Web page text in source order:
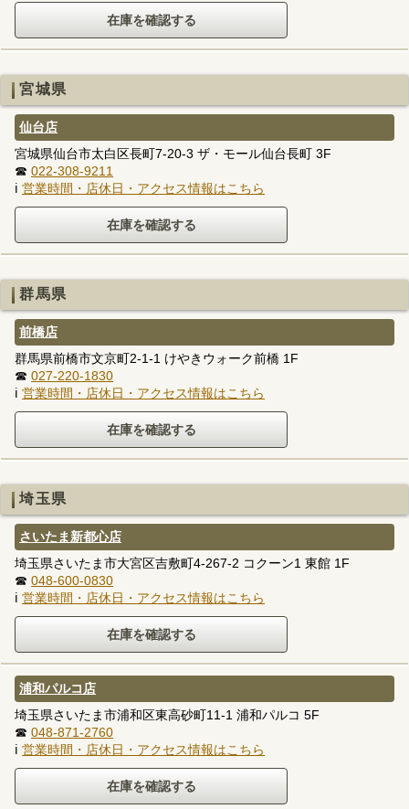
宮城県
仙台店
宮城県仙台市太白区長町7-20-3 ザ・モール仙台長町 3F
☎ 022-308-9211
ℹ 営業時間・店休日・アクセス情報はこちら
群馬県
前橋店
群馬県前橋市文京町2-1-1 けやきウォーク前橋 1F
☎ 027-220-1830
ℹ 営業時間・店休日・アクセス情報はこちら
埼玉県
さいたま新都心店
埼玉県さいたま市大宮区吉敷町4-267-2 コクーン1 東館 1F
☎ 048-600-0830
ℹ 営業時間・店休日・アクセス情報はこちら
浦和パルコ店
埼玉県さいたま市浦和区東高砂町11-1 浦和パルコ 5F
☎ 048-871-2760
ℹ 営業時間・店休日・アクセス情報はこちら